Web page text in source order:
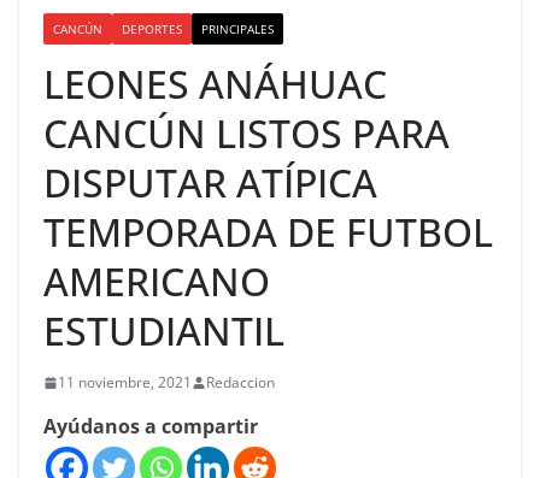
CANCÚN DEPORTES PRINCIPALES
LEONES ANÁHUAC
CANCÚN LISTOS PARA
DISPUTAR ATÍPICA
TEMPORADA DE FUTBOL
AMERICANO
ESTUDIANTIL
11 noviembre, 2021 Redaccion
Ayúdanos a compartir